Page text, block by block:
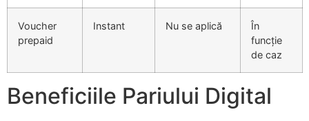
Voucher
prepaid
Instant Nu se aplică
În
funcție
de caz
Beneficiile Pariului Digital